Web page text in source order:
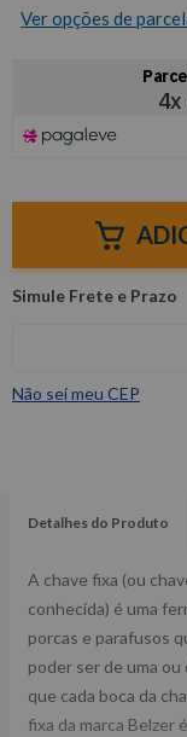
Ver opções de
Não sei meu CEP
Detalhes do Produto
A chave fixa (ou
conhecida) é uma
porcas e parafusos
poder ser de uma
que cada boca da
fixa da marca Belzer